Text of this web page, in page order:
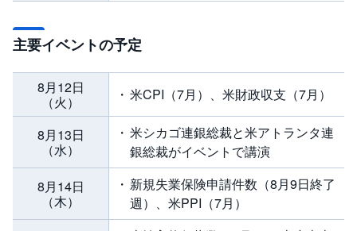
主要イベントの予定
8月12日
（火）
米CPI（7月）、米財政収支（7月）
8月13日
（水）
米シカゴ連銀総裁と米アトランタ連
銀総裁がイベントで講演
8月14日
（木）
新規失業保険申請件数（8月9日終了
週）、米PPI（7月）